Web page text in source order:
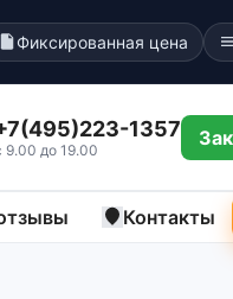
Фиксированная цена
1357
9.00 до 19.00
Контакты